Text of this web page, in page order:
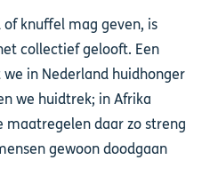
of knuffel mag geven, is
collectief gelooft. Een
in Nederland huidhonger
we huidtrek; in Afrika
maatregelen daar zo streng
gewoon doodgaan